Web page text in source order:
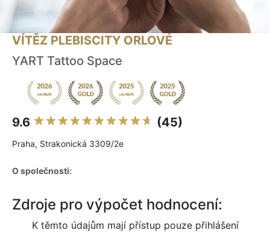
VÍTĚZ PLEBISCITY ORLOVÉ
YART Tattoo Space
9.6 (45)
Praha, Strakonická 3309/2e
O společnosti:
Zdroje pro výpočet hodnocení:
K těmto údajům mají přístup pouze přihlášení